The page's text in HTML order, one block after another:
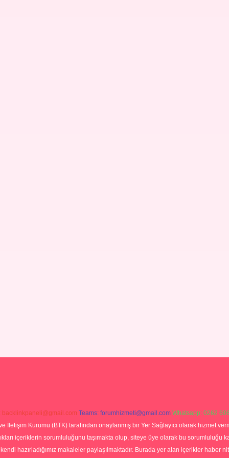
backlinkpaneli@gmail.com Teams: forumhizmeti@gmail.com Whatsapp: 0262
İletişim Kurumu (BTK) tarafından onaylanmış bir Yer Sağlayıcı olarak hizmet
içeriklerin sorumluluğunu taşımakta olup, siteye üye olarak bu sorumluluğu
hazırladığımız makaleler paylaşılmaktadır. Burada yer alan içerikler haber